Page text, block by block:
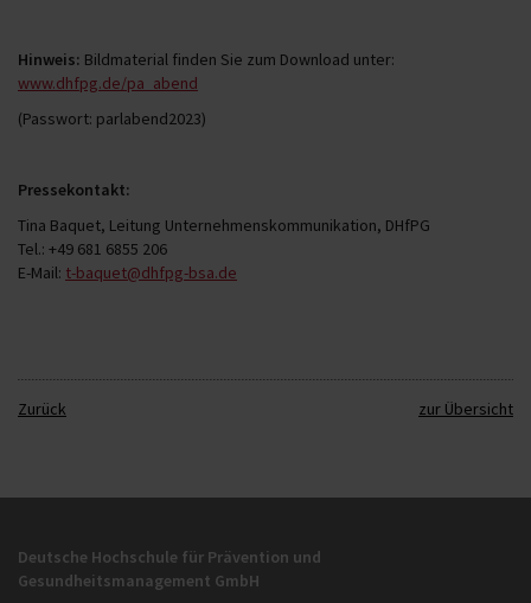
Hinweis: Bildmaterial finden Sie zum Download unter:
www.dhfpg.de/pa_abend
(Passwort: parlabend2023)
Pressekontakt:
Tina Baquet, Leitung Unternehmenskommunikation, DHfPG
Tel.: +49 681 6855 206
E-Mail: t-baquet@dhfpg-bsa.de
Zurück zur Übersicht
Deutsche Hochschule für Prävention und
Gesundheitsmanagement GmbH